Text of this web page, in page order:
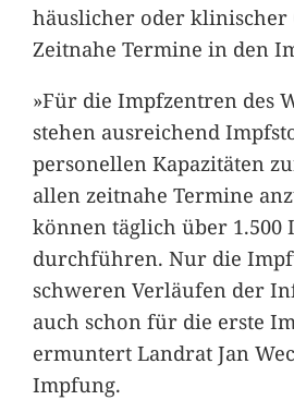
häuslicher oder klinischer
Zeitnahe Termine in den
»Für die Impfzentren des
stehen ausreichend
personellen Kapazitäten
allen zeitnahe Termine
können täglich über 1.500
durchführen. Nur die
schweren Verläufen der
auch schon für die erste
ermuntert Landrat Jan
Impfung.